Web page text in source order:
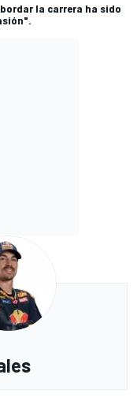
la carrera ha sido